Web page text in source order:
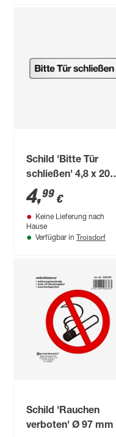
Schild 'Bitte Tür
schließen' 4,8 x 20
cm
4,99 €
Keine Lieferung nach
Hause
Verfügbar in Troisdorf
Schild 'Rauchen
verboten' Ø 97 mm